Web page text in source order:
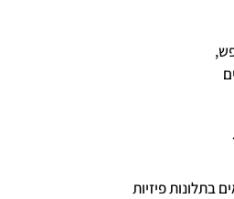
בתלונות פיזיות